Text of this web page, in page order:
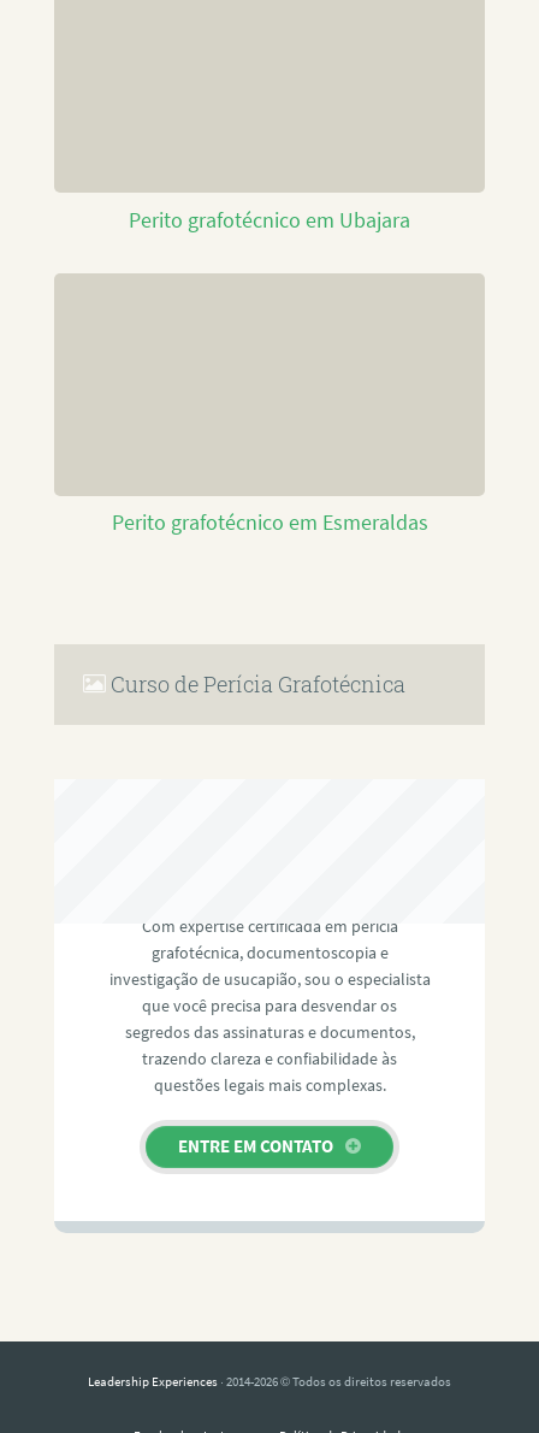
Perito grafotécnico em Ubajara
Perito grafotécnico em Esmeraldas
Curso de Perícia Grafotécnica
Com expertise certificada em perícia
grafotécnica, documentoscopia e
investigação de usucapião, sou o especialista
que você precisa para desvendar os
segredos das assinaturas e documentos,
trazendo clareza e confiabilidade às
questões legais mais complexas.
ENTRE EM CONTATO
Leadership Experiences · 2014-2026 © Todos os direitos reservados